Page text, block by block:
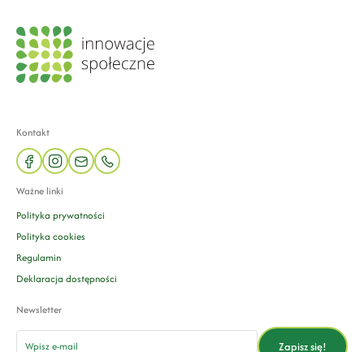
Kontakt
facebookinstagram
mail phone
Ważne linki
Polityka prywatności
Polityka cookies
Regulamin
Deklaracja dostępności
Newsletter
email
Zapisz się!